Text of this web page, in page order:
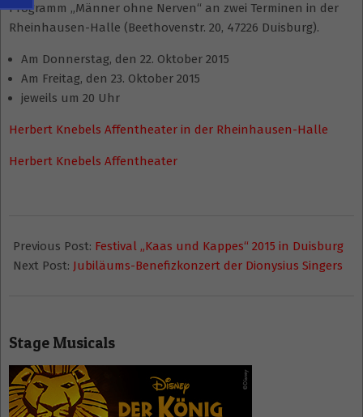
Programm „Männer ohne Nerven“ an zwei Terminen in der
Rheinhausen-Halle (Beethovenstr. 20, 47226 Duisburg).
Am Donnerstag, den 22. Oktober 2015
Am Freitag, den 23. Oktober 2015
jeweils um 20 Uhr
Herbert Knebels Affentheater in der Rheinhausen-Halle
Herbert Knebels Affentheater
01-
13
Previous Post: Festival „Kaas und Kappes“ 2015 in Duisburg
Next Post: Jubiläums-Benefizkonzert der Dionysius Singers
Stage Musicals